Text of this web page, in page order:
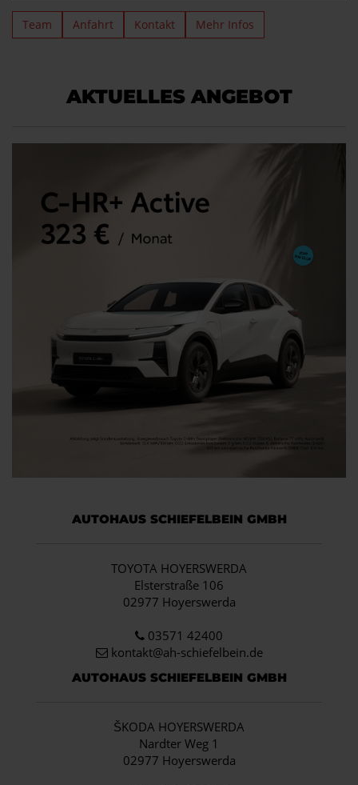
Team Anfahrt Kontakt Mehr Infos
AKTUELLES ANGEBOT
AUTOHAUS SCHIEFELBEIN GMBH
TOYOTA HOYERSWERDA
Elsterstraße 106
02977 Hoyerswerda
03571 42400
kontakt@ah-schiefelbein.de
AUTOHAUS SCHIEFELBEIN GMBH
ŠKODA HOYERSWERDA
Nardter Weg 1
02977 Hoyerswerda